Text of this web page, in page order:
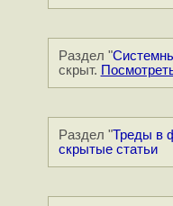
Раздел "
скрыт.
Раздел "Треды в
скрытые статьи